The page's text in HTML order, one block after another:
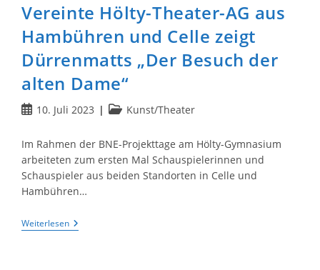
Vereinte Hölty-Theater-AG aus
Hambühren und Celle zeigt
Dürrenmatts „Der Besuch der
alten Dame“
Beitrag10. Juli 2023
Beitrags-
Kunst/Theater
Im Rahmen der BNE-Projekttage am Hölty-Gymnasium
arbeiteten zum ersten Mal Schauspielerinnen und
Schauspieler aus beiden Standorten in Celle und
Hambühren…
WeiterlesenVereinte
Hölty-